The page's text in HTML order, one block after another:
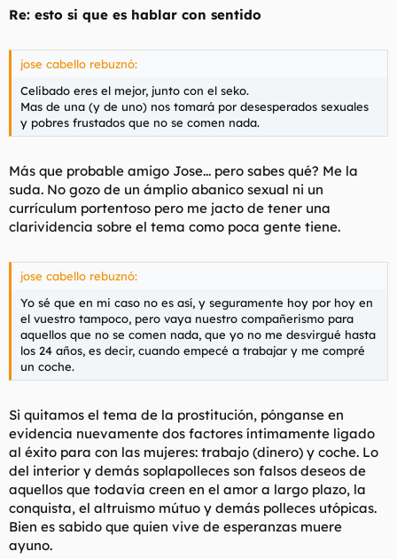
Re: esto si que es hablar con sentido
jose cabello rebuznó:
Celibado eres el mejor, junto con el seko.
Mas de una (y de uno) nos tomará por desesperados sexuales
y pobres frustados que no se comen nada.
Más que probable amigo Jose... pero sabes qué? Me la
suda. No gozo de un ámplio abanico sexual ni un
currículum portentoso pero me jacto de tener una
clarividencia sobre el tema como poca gente tiene.
jose cabello rebuznó:
Yo sé que en mi caso no es así, y seguramente hoy por hoy en
el vuestro tampoco, pero vaya nuestro compañerismo para
aquellos que no se comen nada, que yo no me desvirgué hasta
los 24 años, es decir, cuando empecé a trabajar y me compré
un coche.
Si quitamos el tema de la prostitución, pónganse en
evidencia nuevamente dos factores íntimamente ligado
al éxito para con las mujeres: trabajo (dinero) y coche. Lo
del interior y demás soplapolleces son falsos deseos de
aquellos que todavía creen en el amor a largo plazo, la
conquista, el altruismo mútuo y demás polleces utópicas.
Bien es sabido que quien vive de esperanzas muere
ayuno.